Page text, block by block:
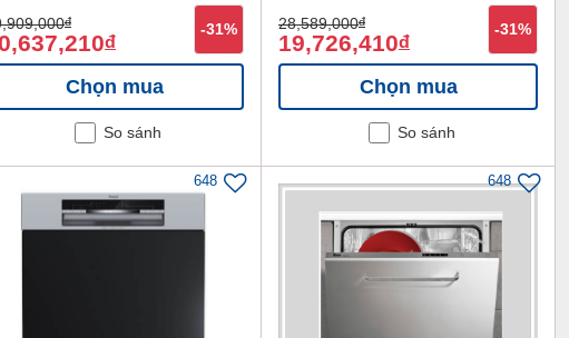
đ
đ
-31%
Chọn mua
So sánh
28,589,000đ
19,726,410đ
-31%
Chọn mua
So sánh
648 648